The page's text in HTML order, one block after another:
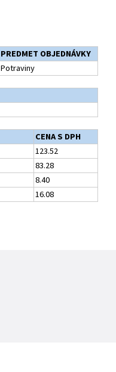
PREDMET OBJEDNÁVKY
Potraviny
CENA S DPH
123.52
83.28
8.40
16.08